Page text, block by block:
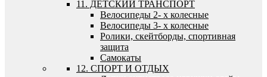
11. ДЕТСКИЙ ТРАНСПОРТ
Велосипеды 2- х колесные
Велосипеды 3- х колесные
Ролики, скейтборды, спортивная
защита
Самокаты
12. СПОРТ И ОТДЫХ